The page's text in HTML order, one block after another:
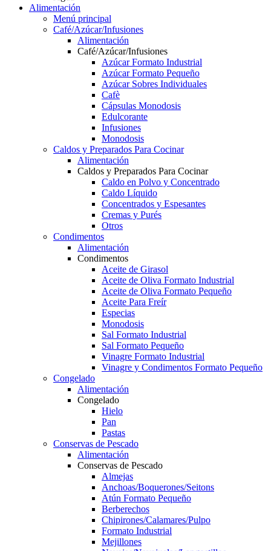
Alimentación
Menú principal
Café/Azúcar/Infusiones
Alimentación
Café/Azúcar/Infusiones
Azúcar Formato Industrial
Azúcar Formato Pequeño
Azúcar Sobres Individuales
Cafè
Cápsulas Monodosis
Edulcorante
Infusiones
Monodosis
Caldos y Preparados Para Cocinar
Alimentación
Caldos y Preparados Para Cocinar
Caldo en Polvo y Concentrado
Caldo Líquido
Concentrados y Espesantes
Cremas y Purés
Otros
Condimentos
Alimentación
Condimentos
Aceite de Girasol
Aceite de Oliva Formato Industrial
Aceite de Oliva Formato Pequeño
Aceite Para Freír
Especias
Monodosis
Sal Formato Industrial
Sal Formato Pequeño
Vinagre Formato Industrial
Vinagre y Condimentos Formato Pequeño
Congelado
Alimentación
Congelado
Hielo
Pan
Pastas
Conservas de Pescado
Alimentación
Conservas de Pescado
Almejas
Anchoas/Boquerones/Seitons
Atún Formato Pequeño
Berberechos
Chipirones/Calamares/Pulpo
Formato Industrial
Mejillones